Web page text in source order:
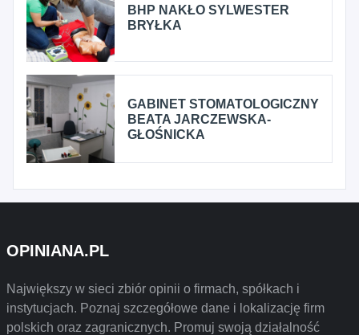
BHP NAKŁO SYLWESTER
BRYŁKA
GABINET STOMATOLOGICZNY
BEATA JARCZEWSKA-
GŁOŚNICKA
OPINIANA.PL
Największy w sieci zbiór opinii o firmach, spółkach i
instytucjach. Poznaj szczegółowe dane i lokalizację firm
polskich oraz zagranicznych. Promuj swoją działalność